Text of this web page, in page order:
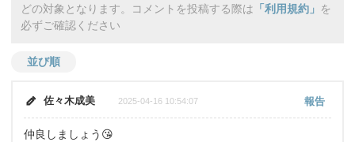
どの対象となります。コメントを投稿する際は 「利用規約」 を
必ずご確認ください
並び順
報告
佐々木成美 2025-04-16 10:54:07
仲良しましょう😘